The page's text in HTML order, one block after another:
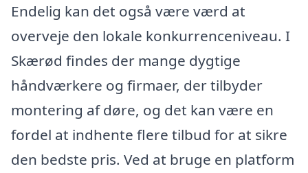
Endelig kan det også være værd at
overveje den lokale konkurrenceniveau. I
Skærød findes der mange dygtige
håndværkere og firmaer, der tilbyder
montering af døre, og det kan være en
fordel at indhente flere tilbud for at sikre
den bedste pris. Ved at bruge en platform